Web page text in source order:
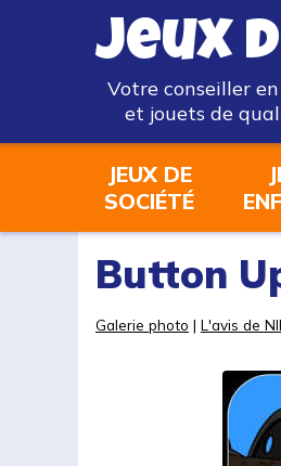
Jeux
Votre conseiller
et jouets de
JEUX DE
SOCIÉTÉ
Button
Galerie photo | L'avis de